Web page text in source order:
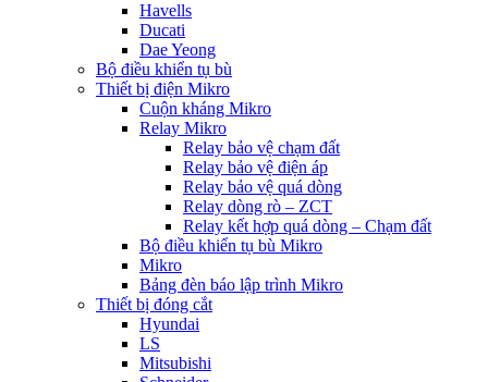
Havells
Ducati
Dae Yeong
Bộ điều khiển tụ bù
Thiết bị điện Mikro
Cuộn kháng Mikro
Relay Mikro
Relay bảo vệ chạm đất
Relay bảo vệ điện áp
Relay bảo vệ quá dòng
Relay dòng rò – ZCT
Relay kết hợp quá dòng – Chạm đất
Bộ điều khiển tụ bù Mikro
Mikro
Bảng đèn báo lập trình Mikro
Thiết bị đóng cắt
Hyundai
LS
Mitsubishi